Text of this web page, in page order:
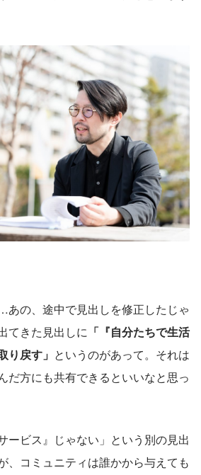
の、途中で見出しを修正したじゃ
てきた見出しに 「『自分たちで生活
り戻す」 というのがあって。それは
だ方にも共有できるといいなと思っ
ービス』じゃない」という別の見出
、コミュニティは誰かから与えても